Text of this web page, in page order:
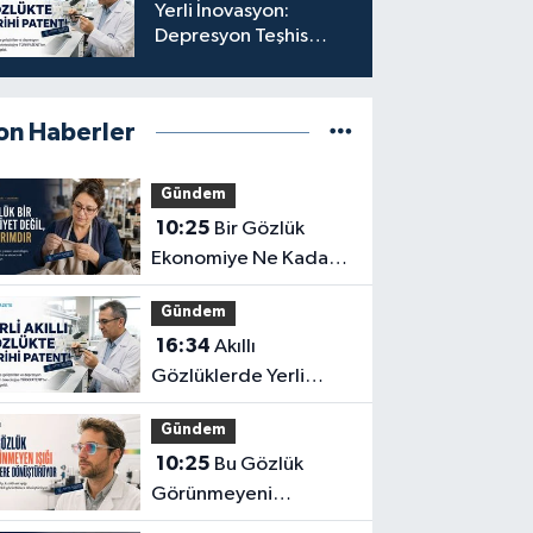
Yerli İnovasyon:
Depresyon Teşhis
Haberler
Gündem
10:25
Ekonomiye Ne Kadar
Katkı Sağlayabilir?
Gündem
16:34 Akıllı
Gözlüklerde Yerli
İnovasyon: Depresyon
Teşhis Eden Gözlüğe
Türkpatent Onayı
Gündem
10:25
Görünmeyeni
Görüntüye